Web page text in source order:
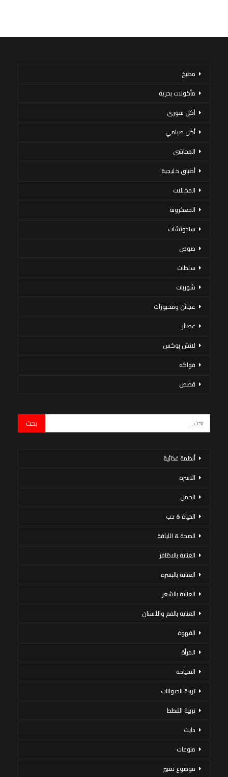
مطبخ
مأكولات بحرية
أكل سورى
أكل صيامي
المحاشي
أطباق خليجية
المخللات
المعكرونة
سندوتشات
صوص
سلطات
شوربات
عجائن ومخبوزات
عصائر
لانش بوكس
فواكه
قصص
أنظمة غذائية
الاسرة
الحمل
الحياة & حب
الصحة & اللياقة
العناية بالاظافر
العناية بالبشرة
العناية بالشعر
العناية بالفم والأسنان
القهوة
المرأة
السياحة
تربية الحيوانات
تربية القطط
دايت
منوعات
موضوع تعبير